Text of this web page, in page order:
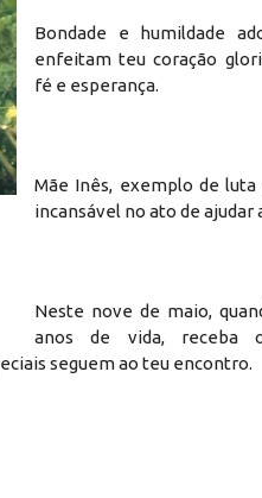
Bondade e humildade
enfeitam teu coração
fé e esperança.
Mãe Inês, exemplo de
incansável no ato de ajudar
Neste nove de maio,
anos de vida, receba
seguem ao teu encontro.